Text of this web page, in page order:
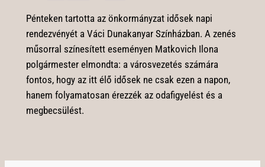
Pénteken tartotta az önkormányzat idősek napi
rendezvényét a Váci Dunakanyar Színházban. A zenés
műsorral színesített eseményen Matkovich Ilona
polgármester elmondta: a városvezetés számára
fontos, hogy az itt élő idősek ne csak ezen a napon,
hanem folyamatosan érezzék az odafigyelést és a
megbecsülést.